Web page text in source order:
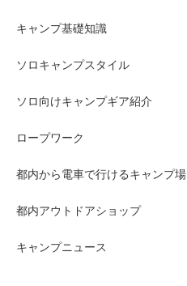
キャンプ基礎知識
ソロキャンプスタイル
ソロ向けキャンプギア紹介
ロープワーク
都内から電車で行けるキャンプ場
都内アウトドアショップ
キャンプニュース